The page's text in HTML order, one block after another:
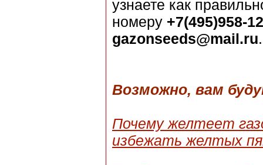
узнаете как
номеру +7(495)958-
gazonseeds@mail.ru.
Возможно, вам
Почему желтеет
избежать желтых